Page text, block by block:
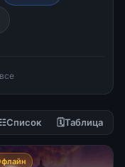
Список 🗓Таблица